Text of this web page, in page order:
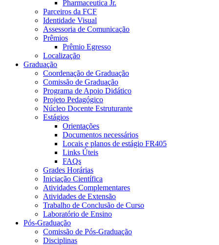
Pharmaceutica Jr.
Parceiros da FCF
Identidade Visual
Assessoria de Comunicação
Prêmios
Prêmio Egresso
Localização
Graduação
Coordenação de Graduação
Comissão de Graduação
Programa de Apoio Didático
Projeto Pedagógico
Núcleo Docente Estruturante
Estágios
Orientações
Documentos necessários
Locais e planos de estágio FR405
Links Úteis
FAQs
Grades Horárias
Iniciação Científica
Atividades Complementares
Atividades de Extensão
Trabalho de Conclusão de Curso
Laboratório de Ensino
Pós-Graduação
Comissão de Pós-Graduação
Disciplinas